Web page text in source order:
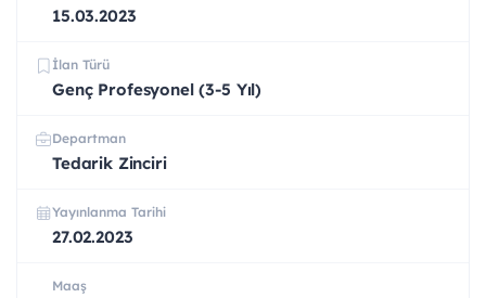
15.03.2023
İlan Türü
Genç Profesyonel (3-5 Yıl)
Departman
Tedarik Zinciri
Yayınlanma Tarihi
27.02.2023
Maaş